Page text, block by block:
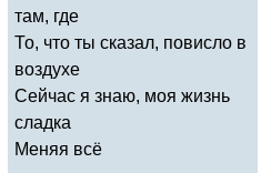
там, где
То, что ты сказал, повисло в
воздухе
Сейчас я знаю, моя жизнь
сладка
Меняя всё